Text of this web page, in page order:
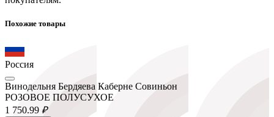
Похожие товары
Россия
Винодельня Бердяева Каберне Совиньон
РОЗОВОЕ ПОЛУСУХОЕ
1 750.99 ₽